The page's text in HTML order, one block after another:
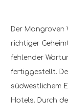
Der Mangroven
richtiger
fehlender
fertiggestellt.
südwestlichem
Hotels. Durch